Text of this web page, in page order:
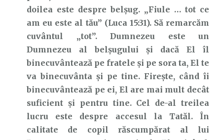
doilea este despre belșug. „Fiule … tot ce
am eu este al tău” (Luca 15:31). Să remarcăm
cuvântul „tot”. Dumnezeu este un
Dumnezeu al belșugului și dacă El îl
binecuvântează pe fratele și pe sora ta, El te
va binecuvânta și pe tine. Firește, când îi
binecuvântează pe ei, El are mai mult decât
suficient și pentru tine. Cel de-al treilea
lucru este despre accesul la Tatăl. În
calitate de copil răscumpărat al lui